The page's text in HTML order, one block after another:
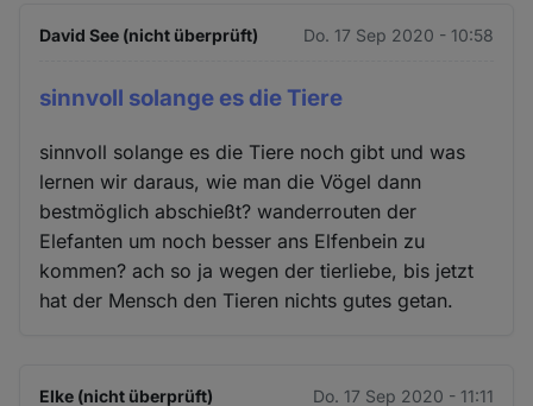
David See (nicht überprüft) Do. 17 Sep 2020 - 10:58
sinnvoll solange es die Tiere
sinnvoll solange es die Tiere noch gibt und was
lernen wir daraus, wie man die Vögel dann
bestmöglich abschießt? wanderrouten der
Elefanten um noch besser ans Elfenbein zu
kommen? ach so ja wegen der tierliebe, bis jetzt
hat der Mensch den Tieren nichts gutes getan.
Elke (nicht überprüft) Do. 17 Sep 2020 - 11:11